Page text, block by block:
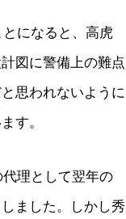
になると、高虎
図に警備上の難点
思われないように
す。
理として翌年の
ました。しかし秀